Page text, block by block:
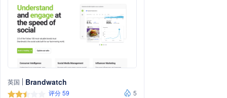
英国 Brandwatch
评分 59
5